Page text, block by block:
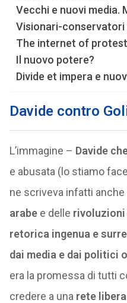
Vecchi e nuovi media.
Visionari-conservatori
The internet of protest
Il nuovo potere?
Divide et impera e
Davide contro
L’immagine – Davide
e abusata (lo stiamo
ne scriveva infatti
arabee delle rivoluzioni
retorica ingenua e
dai media e dai politici
era la promessa di tutti
credere a una rete